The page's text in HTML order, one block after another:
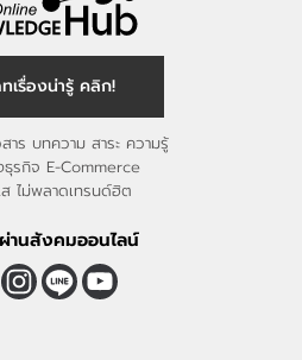
เรื่องน่ารู้ คลิก!
าร บทความ สาระ ความรู้
ธุรกิจ E-Commerce
ส ไม่พลาดเทรนด์ฮิต
านสังคมออนไลน์